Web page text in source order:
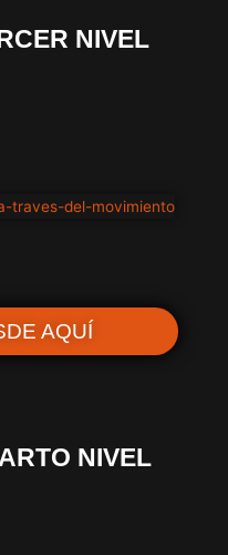
NIVEL
AQUÍ
NIVEL